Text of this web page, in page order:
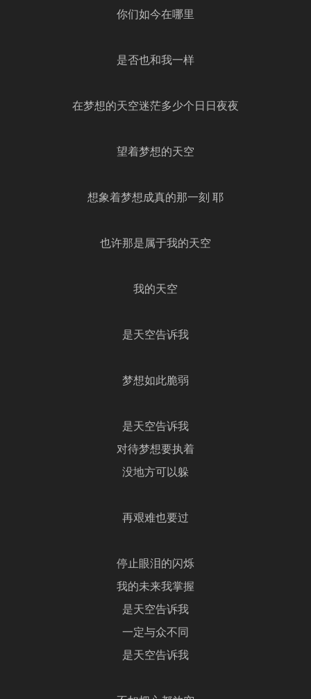
你们如今在哪里
是否也和我一样
在梦想的天空迷茫多少个日日夜夜
望着梦想的天空
想象着梦想成真的那一刻 耶
也许那是属于我的天空
我的天空
是天空告诉我
梦想如此脆弱
是天空告诉我
对待梦想要执着
没地方可以躲
再艰难也要过
停止眼泪的闪烁
我的未来我掌握
是天空告诉我
一定与众不同
是天空告诉我